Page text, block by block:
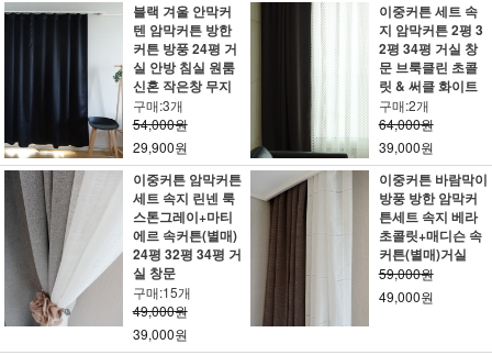
블랙 겨울 안막커
텐 암막커튼 방한
커튼 방풍 24평 거
실 안방 침실 원룸
신혼 작은창 무지
구매:3개
54,000원
29,900원
이중커튼 세트 속
지 암막커튼 2평 3
2평 34평 거실 창
문 브룩클린 초콜
릿 & 써클 화이트
구매:2개
64,000원
39,000원
이중커튼 암막커튼
세트 속지 린넨 룩
스톤그레이+마티
에르 속커튼(별매)
24평 32평 34평 거
실 창문
구매:15개
49,000원
39,000원
이중커튼 바람막이
방풍 방한 암막커
튼세트 속지 베라
초콜릿+매디슨 속
커튼(별매)거실
59,000원
49,000원